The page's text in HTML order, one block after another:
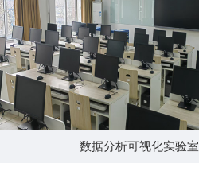
数据分析可视化实验室